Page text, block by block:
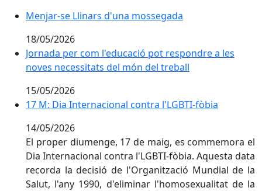
Menjar-se Llinars d'una mossegada
Menjar-se Llinars d'una mossegada
18/05/2026
Jornada per com l'educació pot respondre a les
Jornada per com l'educació pot respondre a les
noves necessitats del món del treball
15/05/2026
17 M: Dia Internacional contra l'LGBTI-fòbia
17 M: Dia Internacional contra l'LGBTI-fòbia
14/05/2026
El proper diumenge, 17 de maig, es commemora el
Dia Internacional contra l'LGBTI-fòbia. Aquesta data
recorda la decisió de l'Organització Mundial de la
Salut, l'any 1990, d'eliminar l'homosexualitat de la